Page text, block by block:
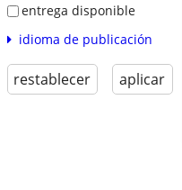
entrega disponible
idioma de publicación
restablecer aplicar